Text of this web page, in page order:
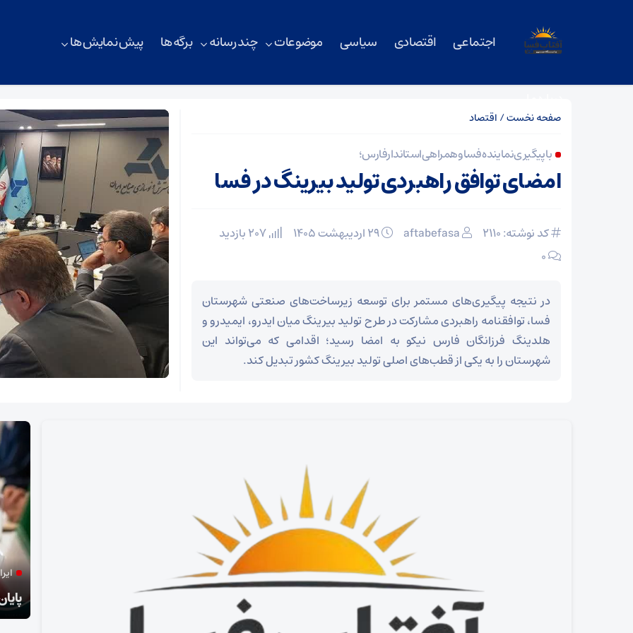
اجتماعی اقتصادی سیاسی موضوعات چند رسانه برگه ها پیش نمایش ها
صفحه نخست/ اقتصاد
با پیگیری نماینده فسا و همراهی استاندار فارس؛
امضای توافق راهبردی تولید بیرینگ در فسا
کد نوشته: 2110 aftabefasa
۰
در نتیجه پیگیری‌های مستمر برای توسعه زیرساخت‌های صنعتی شهرستان
فسا، توافقنامه راهبردی مشارکت در طرح تولید بیرینگ میان ایدرو، ایمیدرو و
هلدینگ فرزانگان فارس نیکو به امضا رسید؛ اقدامی که می‌تواند این
شهرستان را به یکی از قطب‌های اصلی تولید بیرینگ کشور تبدیل کند.
وداع آزادگان جهان با رهبر شهید
فعال و مدرس حوزه رسانه مطرح کرد:
ترور امام شهید و بازتعریف انسجام ملی ایران